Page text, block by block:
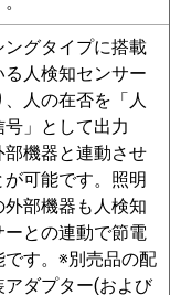
ングタイプに搭載
る人検知センサー
、人の在否を「人
号」として出力
部機器と連動させ
が可能です。照明
外部機器も人検知
ーとの連動で節電
です。※別売品の配
アダプター(および